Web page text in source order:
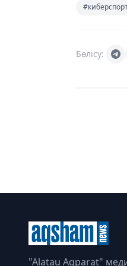
Бөлісу:
"Alatau Aqparat"